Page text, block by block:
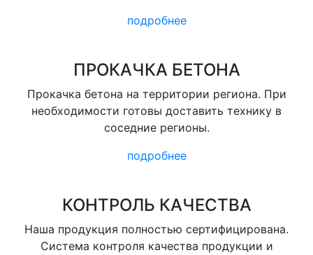
подробнее
ПРОКАЧКА БЕТОНА
Прокачка бетона на территории региона. При
необходимости готовы доставить технику в
соседние регионы.
подробнее
КОНТРОЛЬ КАЧЕСТВА
Наша продукция полностью сертифицирована.
Система контроля качества продукции и